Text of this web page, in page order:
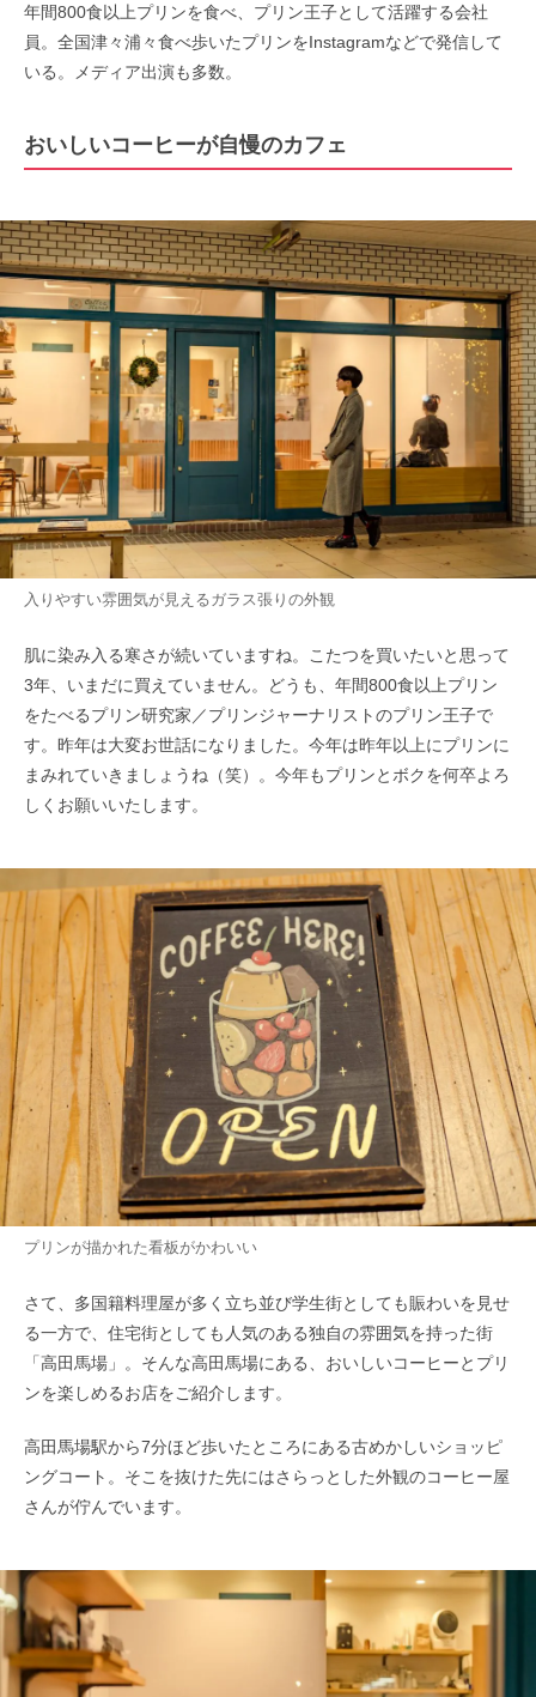
年間800食以上プリンを食べ、プリン王子として活躍する会社
員。全国津々浦々食べ歩いたプリンをInstagramなどで発信して
いる。メディア出演も多数。
おいしいコーヒーが自慢のカフェ
入りやすい雰囲気が見えるガラス張りの外観
肌に染み入る寒さが続いていますね。こたつを買いたいと思って
3年、いまだに買えていません。どうも、年間800食以上プリン
をたべるプリン研究家／プリンジャーナリストのプリン王子で
す。昨年は大変お世話になりました。今年は昨年以上にプリンに
まみれていきましょうね（笑）。今年もプリンとボクを何卒よろ
しくお願いいたします。
プリンが描かれた看板がかわいい
さて、多国籍料理屋が多く立ち並び学生街としても賑わいを見せ
る一方で、住宅街としても人気のある独自の雰囲気を持った街
「高田馬場」。そんな高田馬場にある、おいしいコーヒーとプリ
ンを楽しめるお店をご紹介します。
高田馬場駅から7分ほど歩いたところにある古めかしいショッピ
ングコート。そこを抜けた先にはさらっとした外観のコーヒー屋
さんが佇んでいます。